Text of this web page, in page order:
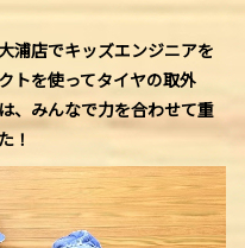
浦店でキッズエンジニアを
トを使ってタイヤの取外
、みんなで力を合わせて重
！